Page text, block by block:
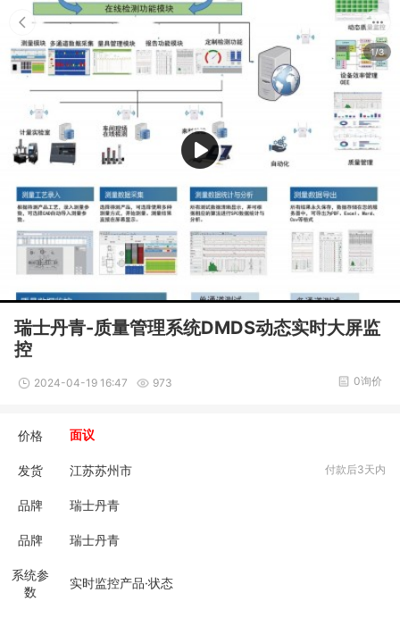
1/3
瑞士丹青-质量管理系统DMDS动态实时大屏监
控
2024-04-19 16:47 973 0询价
价格 面议
发货 江苏苏州市 付款后3天内
品牌 瑞士丹青
品牌 瑞士丹青
系统参
数
实时监控产品·状态